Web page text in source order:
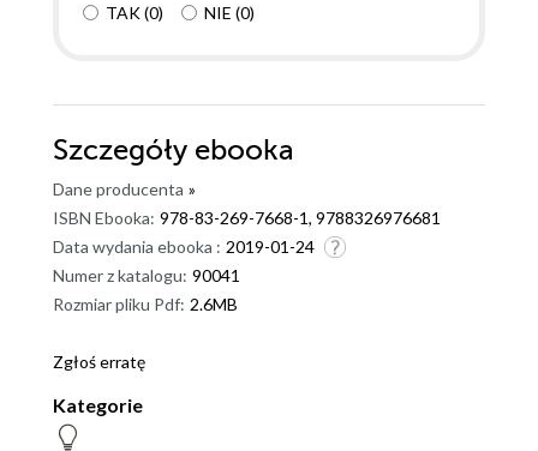
TAK(0) NIE (0)
Szczegóły ebooka
Dane producenta »
ISBN Ebooka: 978-83-269-7668-1, 9788326976681
Data wydania ebooka : 2019-01-24
Numer z katalogu: 90041
Rozmiar pliku Pdf: 2.6MB
Zgłoś erratę
Kategorie